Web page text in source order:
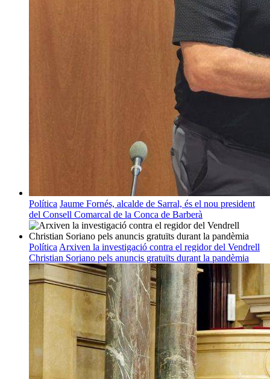
Política Jaume Fornés, alcalde de Sarral, és el nou president
del Consell Comarcal de la Conca de Barberà
Política Arxiven la investigació contra el regidor del Vendrell
Christian Soriano pels anuncis gratuïts durant la pandèmia